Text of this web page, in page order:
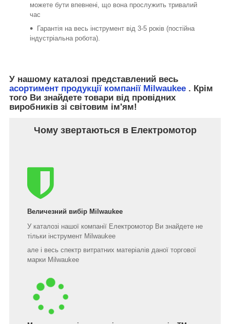
можете бути впевнені, що вона прослужить тривалий
час
Гарантія на весь інструмент від 3-5 років (постійна
індустріальна робота).
У нашому каталозі представлений весь
асортимент продукції компанії Milwaukee . Крім
того Ви знайдете товари від провідних
виробників зі світовим ім'ям!
Чому звертаються в Електромотор
Величезний вибір Milwaukee
У каталозі нашої компанії Електромотор Ви знайдете не
тільки інструмент Milwaukee
але і весь спектр витратних матеріалів даної торгової
марки Milwaukee